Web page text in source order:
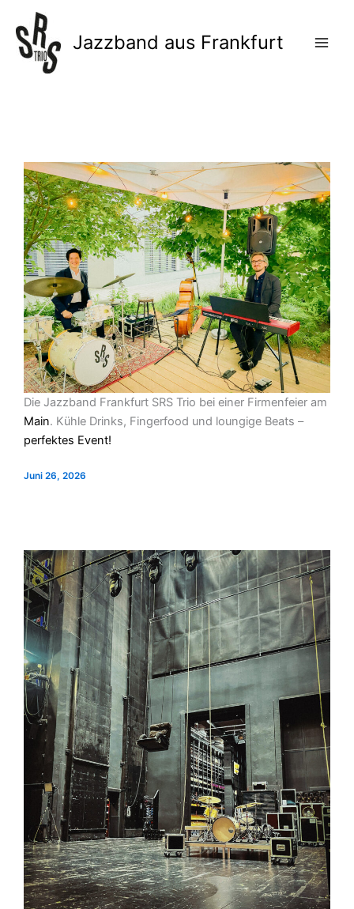
Inhalt
springen
Jazzband aus Frankfurt
Die Jazzband Frankfurt SRS Trio bei einer Firmenfeier am
Main. Kühle Drinks, Fingerfood und loungige Beats –
perfektes Event!
Juni 26, 2026